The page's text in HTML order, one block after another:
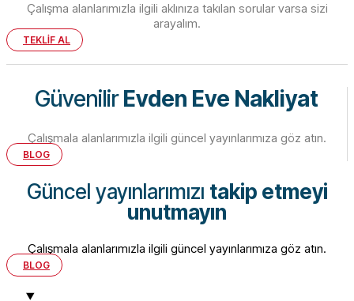
Çalışma alanlarımızla ilgili aklınıza takılan sorular varsa sizi
arayalım.
TEKLİF AL
GüvenilirEvden Eve Nakliyat
Çalışmala alanlarımızla ilgili güncel yayınlarımıza göz atın.
BLOG
Güncel yayınlarımızı takip etmeyi
unutmayın
Çalışmala alanlarımızla ilgili güncel yayınlarımıza göz atın.
BLOG